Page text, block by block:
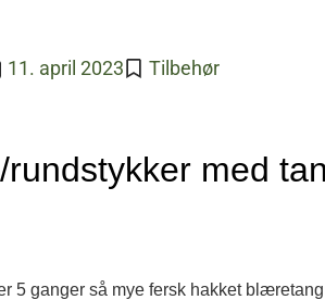
11. april 2023 Tilbehør
med
5 ganger så mye fersk hakket blæretang